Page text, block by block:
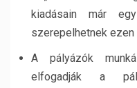
kiadásain már
szerepelhetnek ezen
A pályázók
elfogadják a